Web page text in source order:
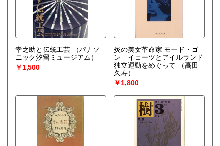
幸之助と伝統工芸
（パナソ
ニック汐留ミュージアム）
￥1,500
炎の美女革命家 モード・ゴ
ン イェーツとアイルランド
独立運動をめぐって
（高田
久寿）
￥1,800